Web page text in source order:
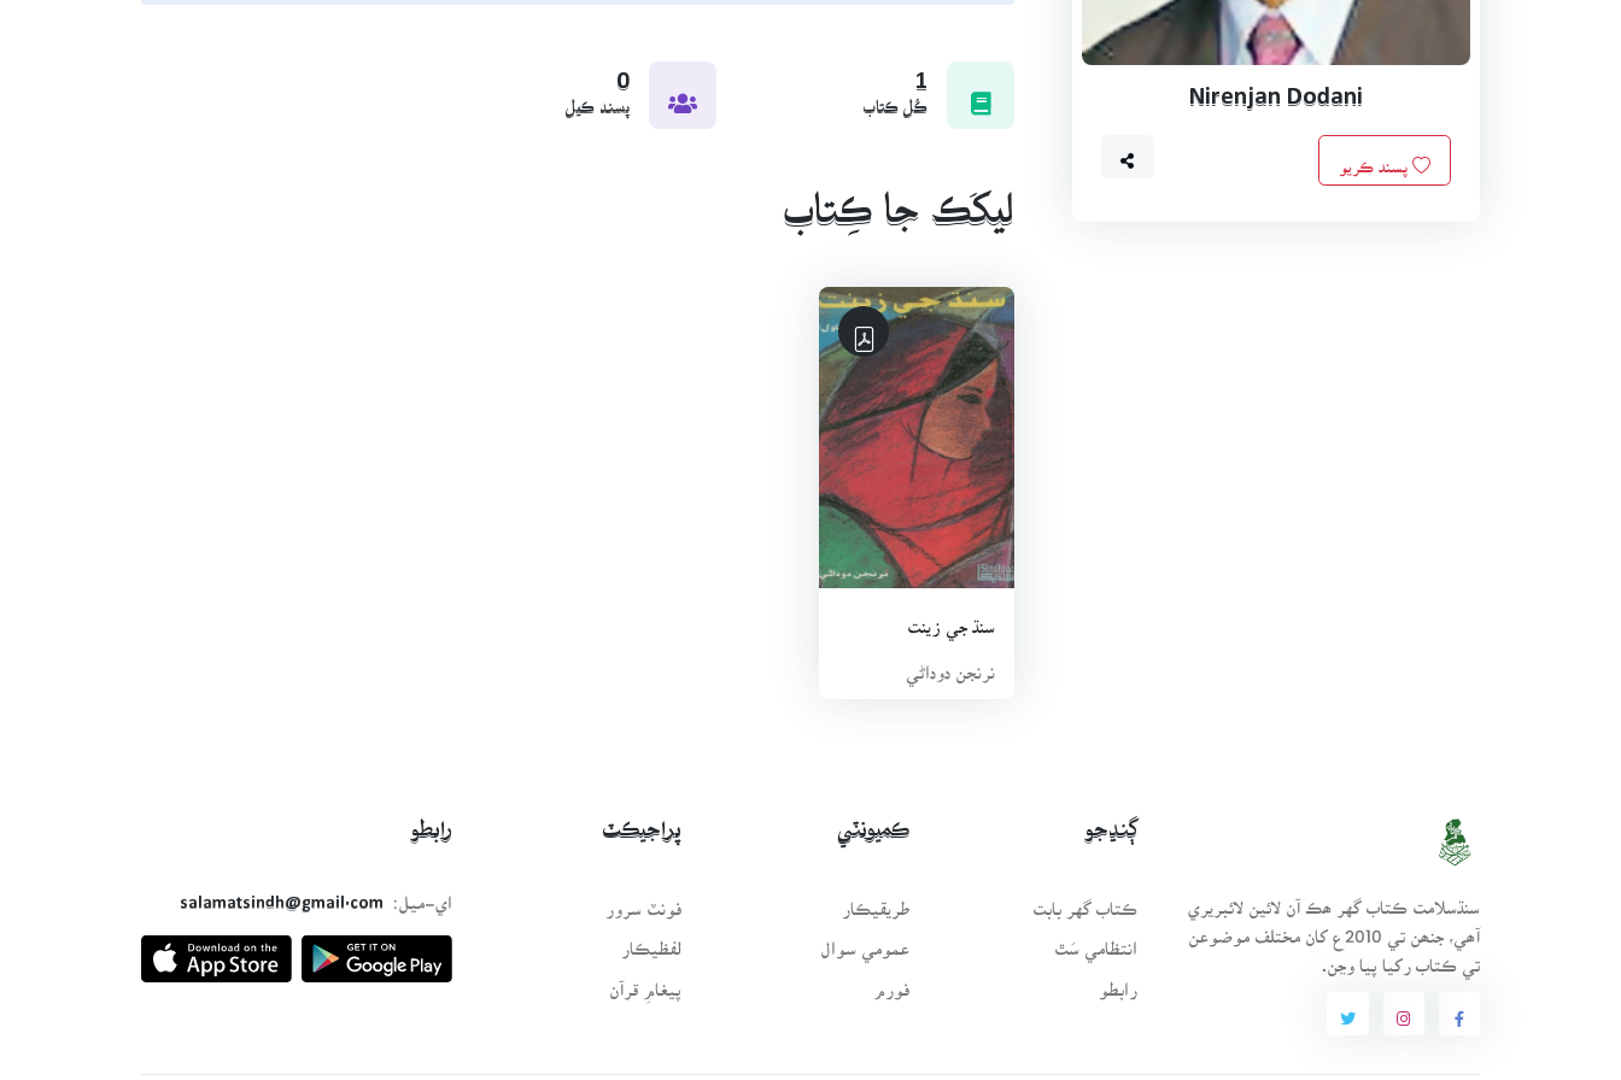
Nirenjan Dodani
ملي. هن ’سنڌي ايسوسيئيشن آف نارٿ آمريڪا‘ ۽ ’سنڌي ايسوسيئيشن آف نيو انگلينڊ‘ جي قيام لاءِ عملي ڪوششون
ورتيون ۽ پرڏيھ ۾ ٿيندڙ ڪيترن سنڌي پروگرامن، ڪانفرنسن جو ايڊوائيزر، ڪوآرڊينيٽر رهيو آهي. هو هارورڊ
يونيورسٽي جي ’ايشين پوئٽري سيشن‘ جو باني ميمبر رهيو آهي. هن انڊين آرميءَ ۾ ويھ سال فلائيٽ سرجن طور۽
1
ڪُل ڪتاب
0
پسند ڪيل
ليکَڪ جا ڪِتاب
سنڌ جي زينت
نرنجن دوداڻي
سنڌسلامت ڪتاب گهر ھڪ آن لائين لائبريري
آھي، جنھن تي 2010ع کان مختلف موضوعن
تي ڪتاب رکيا پيا وڃن.
ڳنڍجو
ڪتاب گهر بابت
انتظامي سَٿ
رابطو
ڪميونٽي
طريقيڪار
عمومي سوال
فورم
پراجيڪٽ
لفظيڪار
پيغامِ قرآن
رابطو
اي-ميل:
salamatsindh@gmail.com